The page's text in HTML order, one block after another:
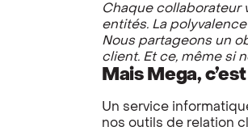
Chaque collaborateur
entités. La
Nous partageons un
client. Et ce, même si
Mais Mega,
Un service
nos outils de relation